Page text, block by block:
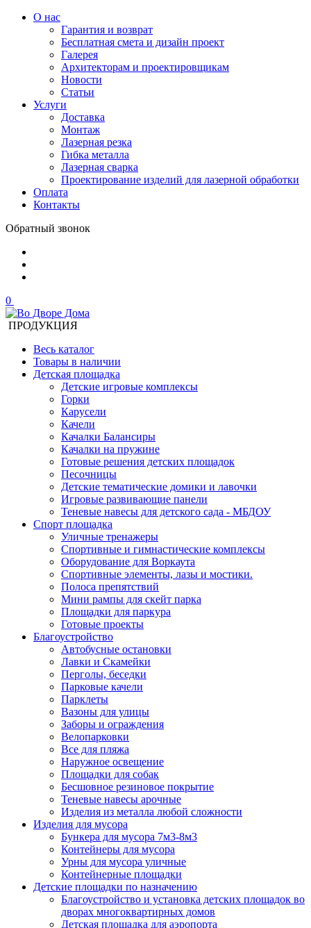
О нас
Гарантия и возврат
Бесплатная смета и дизайн проект
Галерея
Архитекторам и проектировщикам
Новости
Статьи
Услуги
Доставка
Монтаж
Лазерная резка
Гибка металла
Лазерная сварка
Проектирование изделий для лазерной обработки
Оплата
Контакты
Обратный звонок
0
ПРОДУКЦИЯ
Весь каталог
Товары в наличии
Детская площадка
Детские игровые комплексы
Горки
Карусели
Качели
Качалки Балансиры
Качалки на пружине
Готовые решения детских площадок
Песочницы
Детские тематические домики и лавочки
Игровые развивающие панели
Теневые навесы для детского сада - МБДОУ
Спорт площадка
Уличные тренажеры
Спортивные и гимнастические комплексы
Оборудование для Воркаута
Спортивные элементы, лазы и мостики.
Полоса препятствий
Мини рампы для скейт парка
Площадки для паркура
Готовые проекты
Благоустройство
Автобусные остановки
Лавки и Скамейки
Перголы, беседки
Парковые качели
Парклеты
Вазоны для улицы
Заборы и ограждения
Велопарковки
Все для пляжа
Наружное освещение
Площадки для собак
Бесшовное резиновое покрытие
Теневые навесы арочные
Изделия из металла любой сложности
Изделия для мусора
Бункера для мусора 7м3-8м3
Контейнеры для мусора
Урны для мусора уличные
Контейнерные площадки
Детские площадки по назначению
Благоустройство и установка детских площадок во
дворах многоквартирных домов
Детская площадка для аэропорта